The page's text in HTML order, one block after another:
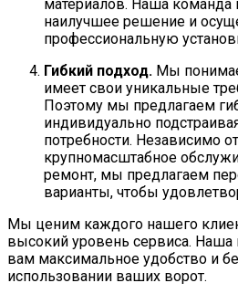
материалов. Наша
наилучшее решение и
профессиональную
Гибкий подход. Мы
имеет свои уникальные
Поэтому мы предлагаем
индивидуально
потребности. Независимо
крупномасштабное
ремонт, мы предлагаем
варианты, чтобы
Мы ценим каждого нашего
высокий уровень сервиса. Наша
вам максимальное удобство и
использовании ваших ворот.